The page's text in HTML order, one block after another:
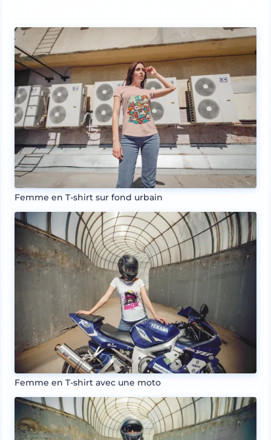
Femme en T-shirt sur fond urbain
Femme en T-shirt avec une moto